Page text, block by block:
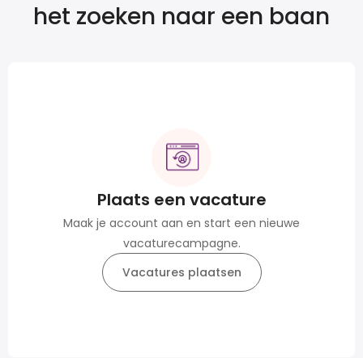
het zoeken naar een baan
Plaats een vacature
Maak je account aan en start een nieuwe
vacaturecampagne.
Vacatures plaatsen